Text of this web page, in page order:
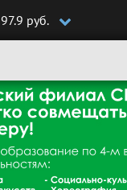
97.9 руб.